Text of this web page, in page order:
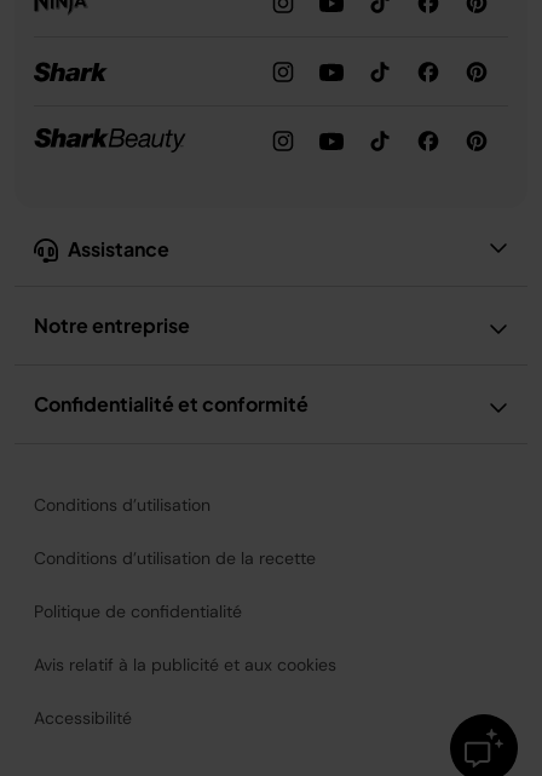
Assistance
Notre entreprise
Confidentialité et conformité
Conditions d’utilisation
Conditions d’utilisation de la recette
Politique de confidentialité
Avis relatif à la publicité et aux cookies
Accessibilité